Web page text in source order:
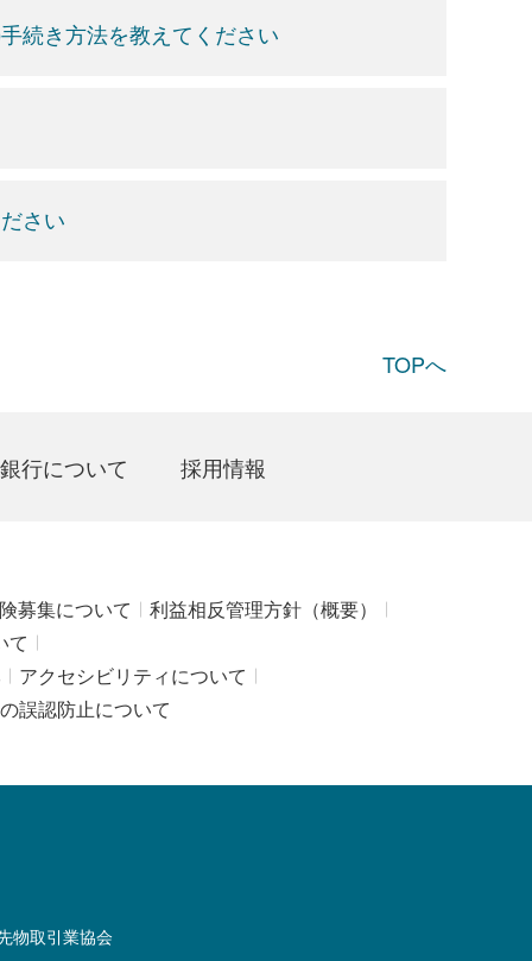
続き方法を教えてください
さい
TOPへ
行について 採用情報
募集について
利益相反管理方針（概要）
て
アクセシビリティについて
誤認防止について
物取引業協会